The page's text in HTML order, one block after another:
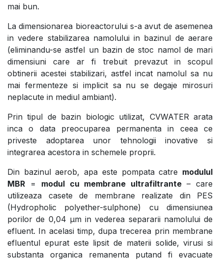
mai bun.
La dimensionarea bioreactorului s-a avut de asemenea
in vedere stabilizarea namolului in bazinul de aerare
(eliminandu-se astfel un bazin de stoc namol de mari
dimensiuni care ar fi trebuit prevazut in scopul
obtinerii acestei stabilizari, astfel incat namolul sa nu
mai fermenteze si implicit sa nu se degaje mirosuri
neplacute in mediul ambiant).
Prin tipul de bazin biologic utilizat, CVWATER arata
inca o data preocuparea permanenta in ceea ce
priveste adoptarea unor tehnologii inovative si
integrarea acestora in schemele proprii.
Din bazinul aerob, apa este pompata catre modulul
MBR = modul cu membrane ultrafiltrante– care
utilizeaza casete de membrane realizate din PES
(Hydropholic polyether-sulphone) cu dimensiunea
porilor de 0,04 µm in vederea separarii namolului de
efluent. In acelasi timp, dupa trecerea prin membrane
efluentul epurat este lipsit de materii solide, virusi si
substanta organica remanenta putand fi evacuate